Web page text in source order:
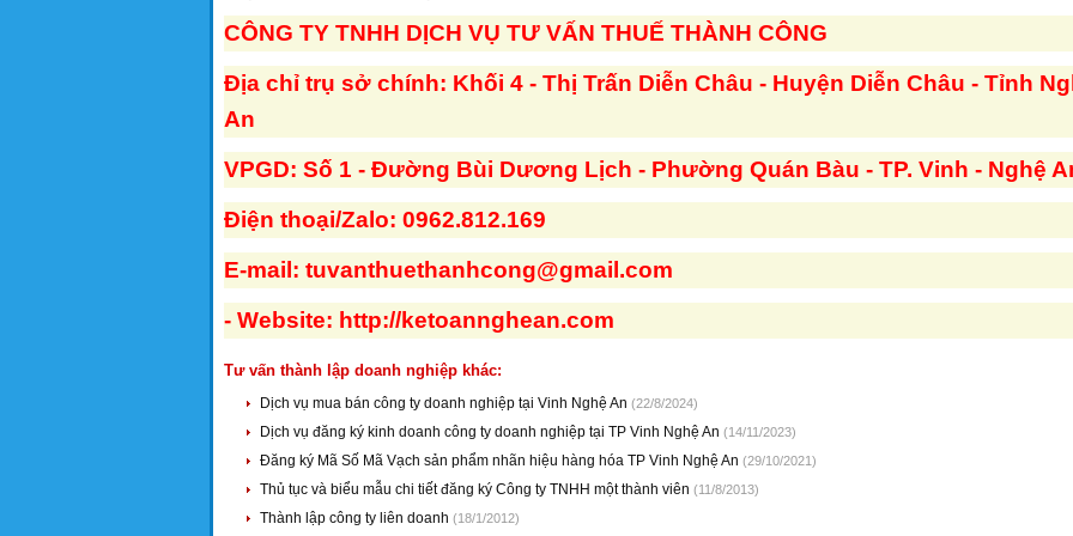
CÔNG TY TNHH DỊCH VỤ TƯ VẤN THUẾ THÀNH CÔNG
Địa chỉ trụ sở chính: Khối 4 - Thị Trấn Diễn Châu - Huyện Diễn Châu - Tỉnh
An
VPGD: Số 1 - Đường Bùi Dương Lịch - Phường Quán Bàu - TP. Vinh - Nghệ
Điện thoại/Zalo: 0962.812.169
E-mail: tuvanthuethanhcong@gmail.com
- Website: http://ketoannghean.com
Tư vấn thành lập doanh nghiệp khác:
Dịch vụ mua bán công ty doanh nghiệp tại Vinh Nghệ An (22/8/2024)
Dịch vụ đăng ký kinh doanh công ty doanh nghiệp tại TP Vinh Nghệ An (14/11/2023)
Đăng ký Mã Số Mã Vạch sản phẩm nhãn hiệu hàng hóa TP Vinh Nghệ An (29/10/2021)
Thủ tục và biểu mẫu chi tiết đăng ký Công ty TNHH một thành viên (11/8/2013)
Thành lập công ty liên doanh (18/1/2012)